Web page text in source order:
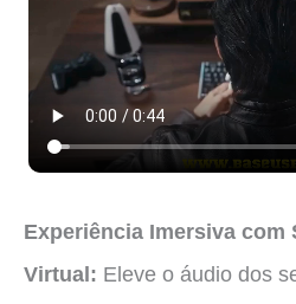
Experiência Imersiva com
Virtual: Eleve o áudio dos